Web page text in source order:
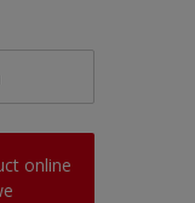
online